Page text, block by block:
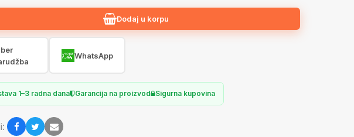
Dodaj u korpu
WhatsApp
1–3 radna dana Garancija na proizvod Sigurna kupovina